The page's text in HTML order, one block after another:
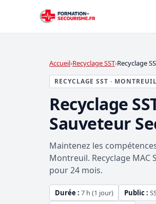
Accueil Recyclage SST Recyclage
RECYCLAGE SST · MONTREUIL
Recyclage
Sauveteur
Maintenez les
Montreuil. Recyclage
pour 24 mois.
Durée : 7 h (1 jour) Public :